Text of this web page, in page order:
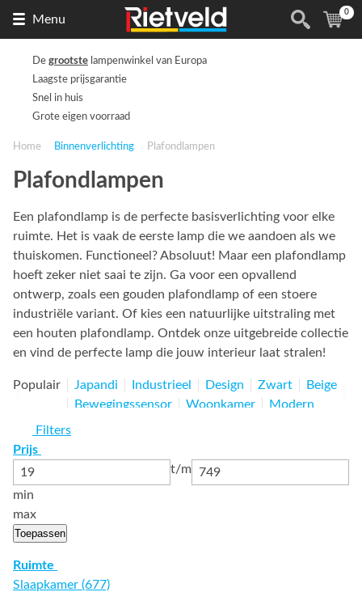
Menu
de
(
0
De grootste lampenwinkel van Europa
Laagste prijsgarantie
Snel in huis
Grote eigen voorraad
Home Binnenverlichting Plafondlampen
Plafondlampen
Een plafondlamp is de perfecte basisverlichting voor elke
ruimte. Het is vaak de eerste lamp die we aandoen als we
thuiskomen. Functioneel? Absoluut! Maar een plafondlamp
hoeft zeker niet saai te zijn. Ga voor een opvallend
ontwerp, zoals een gouden plafondlamp of een stoere
industriële variant. Of kies een natuurlijke uitstraling met
een houten plafondlamp. Ontdek onze uitgebreide collectie
en vind de perfecte lamp die jouw interieur laat stralen!
Populair Japandi Industrieel Design Zwart
Beige
Bewegingssensor
Woonkamer
Modern
Filters
Prijs
t/m
min
max
Toepassen
Ruimte
Slaapkamer (677)